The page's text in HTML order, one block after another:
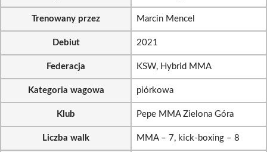
Trenowany przez Marcin Mencel
Debiut 2021
Federacja KSW, Hybrid MMA
Kategoria wagowa piórkowa
Klub Pepe MMA Zielona Góra
Liczba walk MMA – 7, kick-boxing – 8